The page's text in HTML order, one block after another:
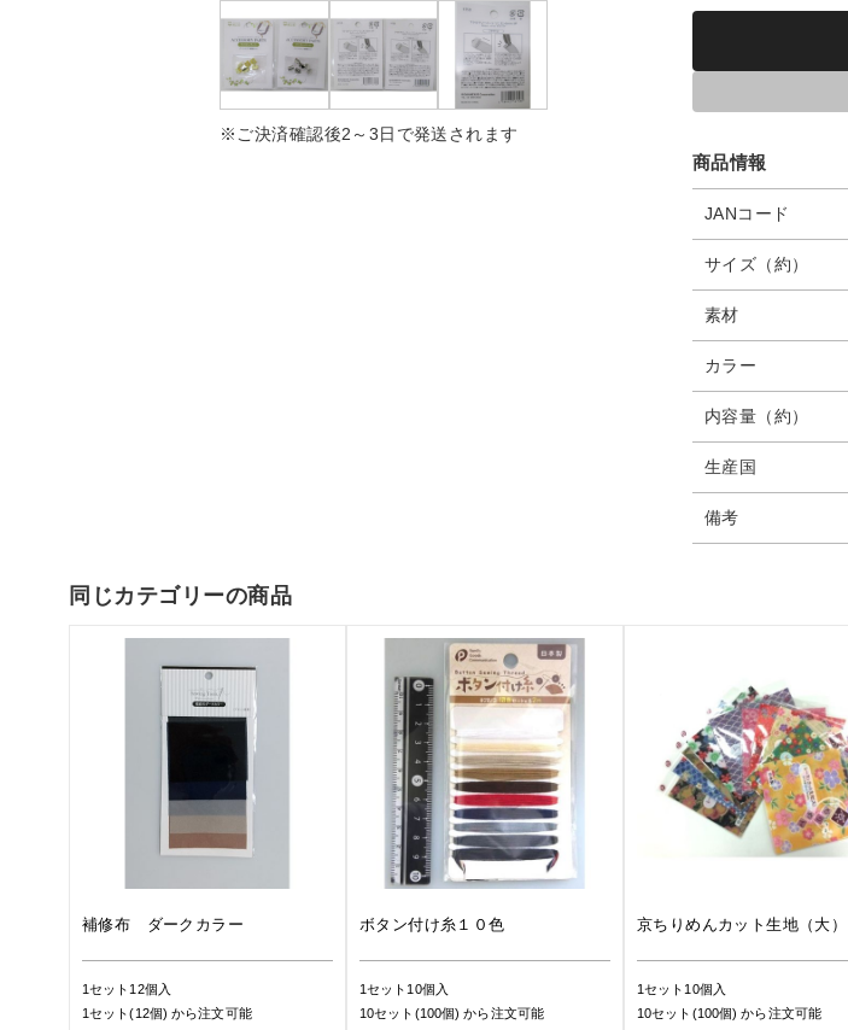
※ご決済確認後2～3日で発送されます
商品情報
JANコード
サイズ（約）
素材
カラー
内容量（約）
生産国
備考
同じカテゴリーの商品
補修布 ダークカラー
1セット12個入
1セット(12個)から注文可能
ボタン付け糸１０色
1セット10個入
10セット(100個)から注文可能
京ちりめんカット生地（大）
1セット10個入
10セット(100個)から注文可能